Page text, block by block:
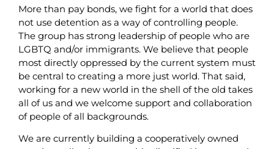
More than pay bonds, we fight for a world that does
not use detention as a way of controlling people.
The group has strong leadership of people who are
LGBTQ and/or immigrants. We believe that people
most directly oppressed by the current system must
be central to creating a more just world. That said,
working for a new world in the shell of the old takes
all of us and we welcome support and collaboration
of people of all backgrounds.
We are currently building a cooperatively owned